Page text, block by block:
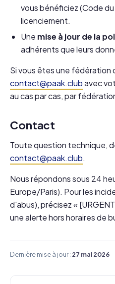
vous bénéficiez (Code
licenciement.
Une mise à jour de la
adhérents que leurs
Si vous êtes une fédération
contact@paak.clubavec
au cas par cas, par
Contact
Toute question technique,
contact@paak.club.
Nous répondons sous 24
Europe/Paris). Pour les
d'abus), précisez «
une alerte hors horaires de
Dernière mise à jour : 27 mai 2026